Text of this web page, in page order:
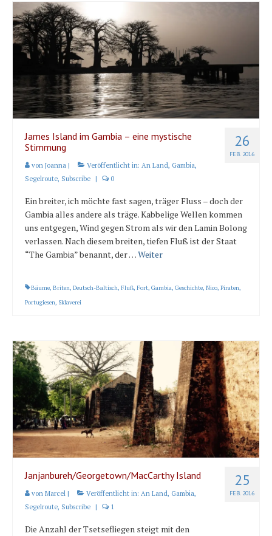
26
FEB. 2016
James Island im Gambia – eine mystische
Stimmung
von Joanna | Veröffentlicht in: An Land, Gambia,
Segelroute, Subscribe | 0
Ein breiter, ich möchte fast sagen, träger Fluss – doch der
Gambia alles andere als träge. Kabbelige Wellen kommen
uns entgegen, Wind gegen Strom als wir den Lamin Bolong
verlassen. Nach diesem breiten, tiefen Fluß ist der Staat
“The Gambia” benannt, der …Weiter
Bäume, Briten, Deutsch-Baltisch, Fluß, Fort, Gambia, Geschichte, Nico, Piraten,
Portugiesen, Sklaverei
25
FEB. 2016
Janjanbureh/Georgetown/MacCarthy Island
von Marcel | Veröffentlicht in: An Land, Gambia,
Segelroute, Subscribe | 1
Die Anzahl der Tsetsefliegen steigt mit den